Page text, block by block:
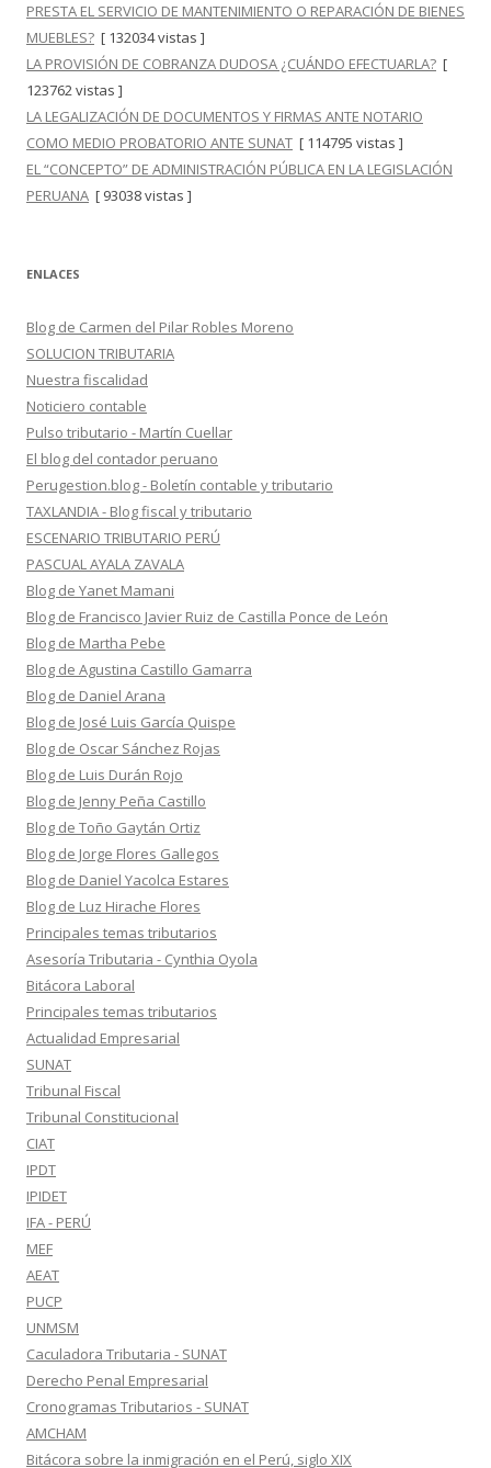
PRESTA EL SERVICIO DE MANTENIMIENTO O REPARACIÓN DE BIENES
MUEBLES? [ 132034 vistas ]
LA PROVISIÓN DE COBRANZA DUDOSA ¿CUÁNDO EFECTUARLA? [
123762 vistas ]
LA LEGALIZACIÓN DE DOCUMENTOS Y FIRMAS ANTE NOTARIO
COMO MEDIO PROBATORIO ANTE SUNAT [ 114795 vistas ]
EL “CONCEPTO” DE ADMINISTRACIÓN PÚBLICA EN LA LEGISLACIÓN
PERUANA [ 93038 vistas ]
ENLACES
Blog de Carmen del Pilar Robles Moreno
SOLUCION TRIBUTARIA
Nuestra fiscalidad
Noticiero contable
Pulso tributario - Martín Cuellar
El blog del contador peruano
Perugestion.blog - Boletín contable y tributario
TAXLANDIA - Blog fiscal y tributario
ESCENARIO TRIBUTARIO PERÚ
PASCUAL AYALA ZAVALA
Blog de Yanet Mamani
Blog de Francisco Javier Ruiz de Castilla Ponce de León
Blog de Martha Pebe
Blog de Agustina Castillo Gamarra
Blog de Daniel Arana
Blog de José Luis García Quispe
Blog de Oscar Sánchez Rojas
Blog de Luis Durán Rojo
Blog de Jenny Peña Castillo
Blog de Toño Gaytán Ortiz
Blog de Jorge Flores Gallegos
Blog de Daniel Yacolca Estares
Blog de Luz Hirache Flores
Principales temas tributarios
Asesoría Tributaria - Cynthia Oyola
Bitácora Laboral
Principales temas tributarios
Actualidad Empresarial
SUNAT
Tribunal Fiscal
Tribunal Constitucional
CIAT
IPDT
IPIDET
IFA - PERÚ
MEF
AEAT
PUCP
UNMSM
Caculadora Tributaria - SUNAT
Derecho Penal Empresarial
Cronogramas Tributarios - SUNAT
AMCHAM
Bitácora sobre la inmigración en el Perú, siglo XIX